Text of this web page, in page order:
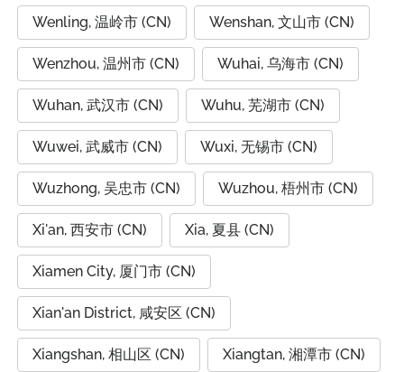
Wenling, 温岭市 (CN) Wenshan, 文山市 (CN)
Wenzhou, 温州市 (CN) Wuhai, 乌海市 (CN)
Wuhan, 武汉市 (CN) Wuhu, 芜湖市 (CN)
Wuwei, 武威市 (CN) Wuxi, 无锡市 (CN)
Wuzhong, 吴忠市 (CN) Wuzhou, 梧州市 (CN)
Xi'an, 西安市 (CN) Xia, 夏县 (CN)
Xiamen City, 厦门市 (CN)
Xian'an District, 咸安区 (CN)
Xiangshan, 相山区 (CN) Xiangtan, 湘潭市 (CN)